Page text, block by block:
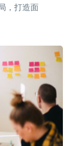
，打造面